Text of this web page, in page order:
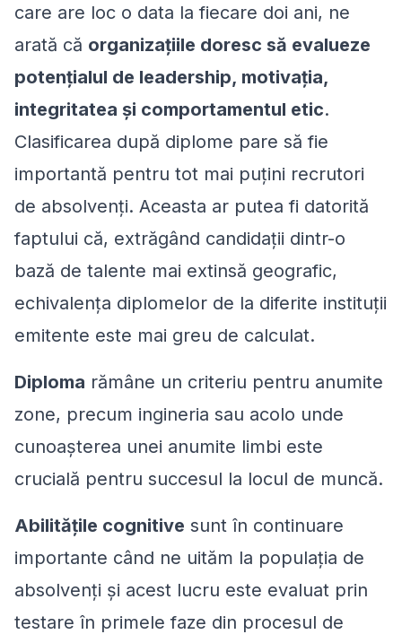
care are loc o data la fiecare doi ani, ne
arată că organizațiile doresc să evalueze
potențialul de leadership, motivația,
integritatea și comportamentul etic.
Clasificarea după diplome pare să fie
importantă pentru tot mai puțini recrutori
de absolvenți. Aceasta ar putea fi datorită
faptului că, extrăgând candidații dintr-o
bază de talente mai extinsă geografic,
echivalența diplomelor de la diferite instituții
emitente este mai greu de calculat.
Diploma rămâne un criteriu pentru anumite
zone, precum ingineria sau acolo unde
cunoașterea unei anumite limbi este
crucială pentru succesul la locul de muncă.
Abilitățile cognitive sunt în continuare
importante când ne uităm la populația de
absolvenți și acest lucru este evaluat prin
testare în primele faze din procesul de